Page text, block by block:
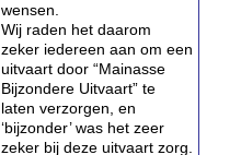
wensen.
Wij raden het daarom
zeker iedereen aan om een
uitvaart door “Mainasse
Bijzondere Uitvaart” te
laten verzorgen, en
‘bijzonder’ was het zeer
zeker bij deze uitvaart zorg.